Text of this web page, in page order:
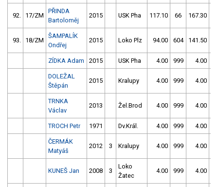
92. 17/ZM
PŘINDA
Bartoloměj
2015 USK Pha 117.10 66 167.30
93. 18/ZM
ŠAMPALÍK
Ondřej
2015 Loko Plz 94.00 604 141.50
ZÍDKA Adam 2015 USK Pha 4.00 999 4.00
DOLEŽAL
Štěpán
2015 Kralupy 4.00 999 4.00
TRNKA
Václav
2013 Žel.Brod 4.00 999 4.00
TROCH Petr 1971 Dv.Král. 4.00 999 4.00
ČERMÁK
Matyáš
2012 3 Kralupy 4.00 999 4.00
KUNEŠ Jan 2008 3
Loko
Žatec
4.00 999 4.00